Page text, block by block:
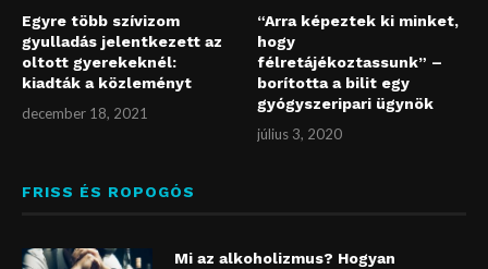
Egyre több szívizom
gyulladás jelentkezett az
oltott gyerekeknél:
kiadták a közleményt
december 18, 2021
“Arra képeztek ki minket,
hogy
félretájékoztassunk” –
borította a bilit egy
gyógyszeripari ügynök
július 3, 2020
FRISS ÉS ROPOGÓS
Mi az alkoholizmus? Hogyan